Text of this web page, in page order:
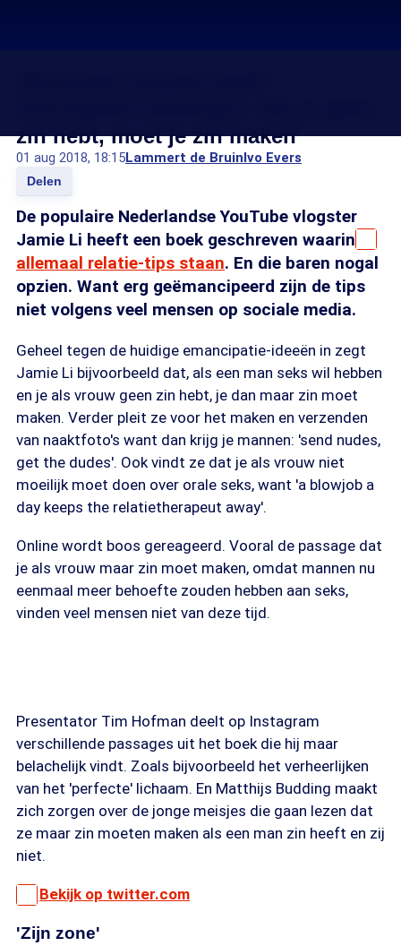
zin hebt, moet je zin maken'
01 aug 2018, 18:15Lammert de BruinIvo Evers
Delen
De populaire Nederlandse YouTube vlogster
Jamie Li heeft een boek geschreven waarin
allemaal relatie-tips staan. En die baren nogal
opzien. Want erg geëmancipeerd zijn de tips
niet volgens veel mensen op sociale media.
Geheel tegen de huidige emancipatie-ideeën in zegt
Jamie Li bijvoorbeeld dat, als een man seks wil hebben
en je als vrouw geen zin hebt, je dan maar zin moet
maken. Verder pleit ze voor het maken en verzenden
van naaktfoto's want dan krijg je mannen: 'send nudes,
get the dudes'. Ook vindt ze dat je als vrouw niet
moeilijk moet doen over orale seks, want 'a blowjob a
day keeps the relatietherapeut away'.
Online wordt boos gereageerd. Vooral de passage dat
je als vrouw maar zin moet maken, omdat mannen nu
eenmaal meer behoefte zouden hebben aan seks,
vinden veel mensen niet van deze tijd.
Presentator Tim Hofman deelt op Instagram
verschillende passages uit het boek die hij maar
belachelijk vindt. Zoals bijvoorbeeld het verheerlijken
van het 'perfecte' lichaam. En Matthijs Budding maakt
zich zorgen over de jonge meisjes die gaan lezen dat
ze maar zin moeten maken als een man zin heeft en zij
niet.
Bekijk op twitter.com
'Zijn zone'